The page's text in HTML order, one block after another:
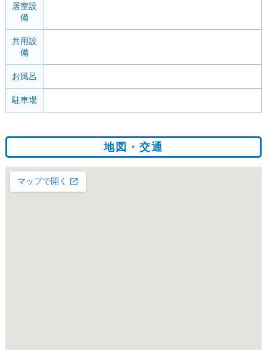
居室設
備
共用設
備
お風呂
駐車場
地図・交通